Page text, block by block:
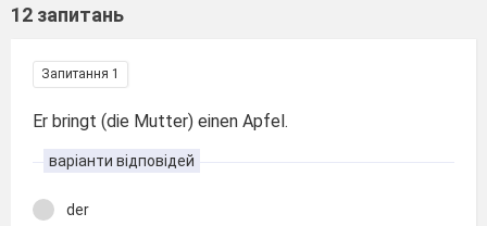
12 запитань
Запитання 1
Er bringt (die Mutter) einen Apfel.
варіанти відповідей
der